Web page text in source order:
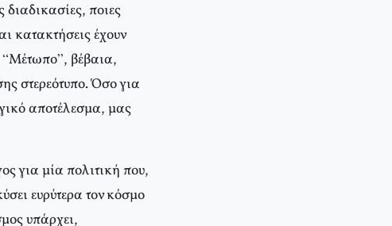
ποιες
κατακτήσεις έχουν
βέβαια,
στερεότυπο. Όσο για
αποτέλεσμα, μας
για μία πολιτική που,
ευρύτερα τον κόσμο
υπάρχει,